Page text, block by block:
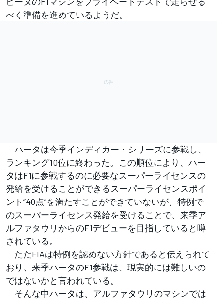
べく準備を進めているようだ。
ハータは今季インディカー・シリーズに参戦し、
ランキング10位に終わった。この順位により、ハー
タはF1に参戦するのに必要なスーパーライセンスの
発給を受けることができるスーパーライセンスポイ
ント”40点”を満たすことができていないが、特例で
のスーパーライセンス発給を受けることで、来季ア
ルファタウリからのF1デビューを目指していると噂
されている。
ただFIAは特例を認めない方針であると伝えられて
おり、来季ハータのF1参戦は、現実的には難しいの
ではないかと言われている。
そんな中ハータは、アルファタウリのマシンでは